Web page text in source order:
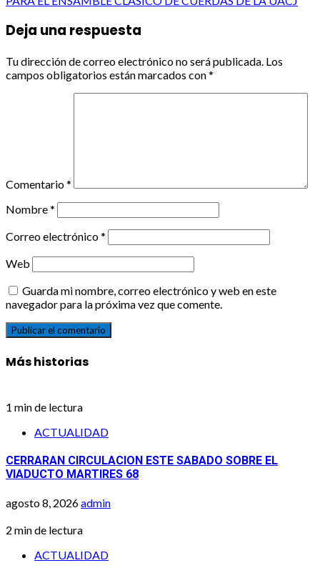
Deja una respuesta
Tu dirección de correo electrónico no será publicada. Los
campos obligatorios están marcados con*
Comentario*
Nombre*
Correo electrónico*
Web
Guarda mi nombre, correo electrónico y web en este
navegador para la próxima vez que comente.
Más historias
1 min de lectura
ACTUALIDAD
CERRARAN CIRCULACION ESTE SABADO SOBRE EL
VIADUCTO MARTIRES 68
agosto 8, 2026admin
2 min de lectura
ACTUALIDAD